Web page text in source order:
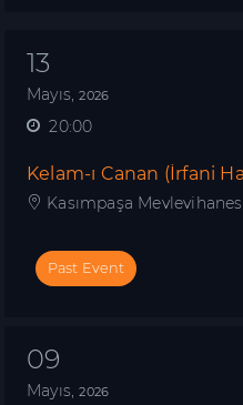
13
Mayıs,2026
20:00
Kelam-ı Canan (İrfani
Kasımpaşa
Past Event
09
Mayıs,2026